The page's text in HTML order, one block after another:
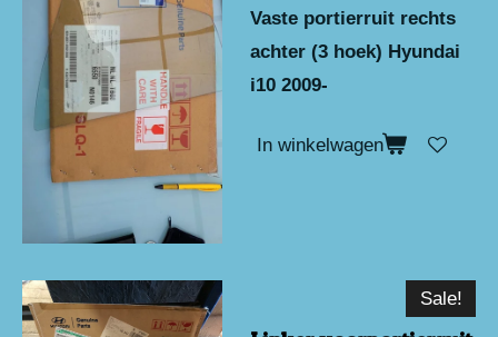
Vaste portierruit rechts
achter (3 hoek) Hyundai
i10 2009-
In winkelwagen
Sale!